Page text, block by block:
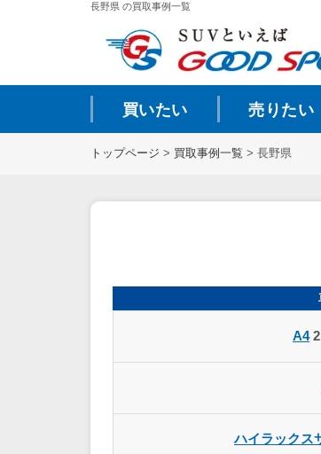
長野県 の買取事例一覧
買いたい 売りたい
トップページ > 買取事例一覧 > 長野県
A4
ハイラックス